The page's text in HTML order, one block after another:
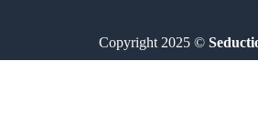
Copyright 2025 ©